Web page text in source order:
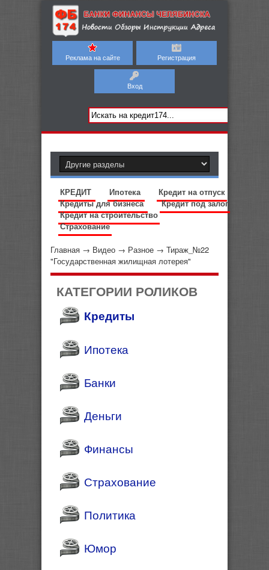
Реклама на сайте Регистрация
Вход
КРЕДИТ Ипотека
Кредит на отпуск
Кредиты для бизнеса
Кредит под залог
Кредит на строительство
Страхование
Главная → Видео → Разное → Тираж_№22
"Государственная жилищная лотерея"
КАТЕГОРИИ РОЛИКОВ
Кредиты
Ипотека
Банки
Деньги
Финансы
Страхование
Политика
Юмор